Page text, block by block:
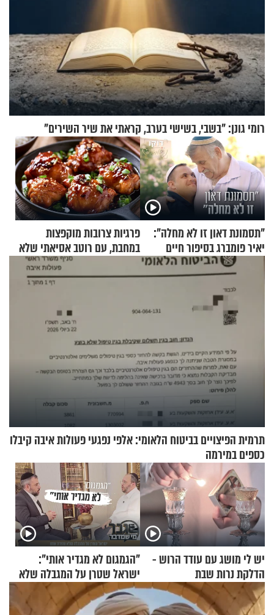
רומי גונן: "בשבי, בשישי בערב, קראתי את שיר השירים"
"תסמונת דאון זו לא מחלה":
יאיר פומברג בסיפור חיים
מעורר השראה
פרגיות צרובות מוקפצות
במחבת, עם רוטב אסיאתי שלא
תרמית הפיצויים בביטוח הלאומי: אלפי נפגעי פעולות איבה קיבלו
כספים במירמה
יש לי מושג עם עודד הרוש -
הדלקת נרות שבת
"הגמגום לא מגדיר אותי":
ישראל שטרן על המגבלה שלא
עוצרת אותו